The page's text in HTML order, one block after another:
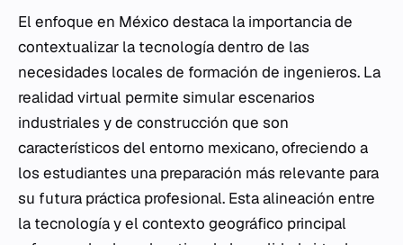
El enfoque en México destaca la importancia de
contextualizar la tecnología dentro de las
necesidades locales de formación de ingenieros. La
realidad virtual permite simular escenarios
industriales y de construcción que son
característicos del entorno mexicano, ofreciendo a
los estudiantes una preparación más relevante para
su futura práctica profesional. Esta alineación entre
la tecnología y el contexto geográfico principal